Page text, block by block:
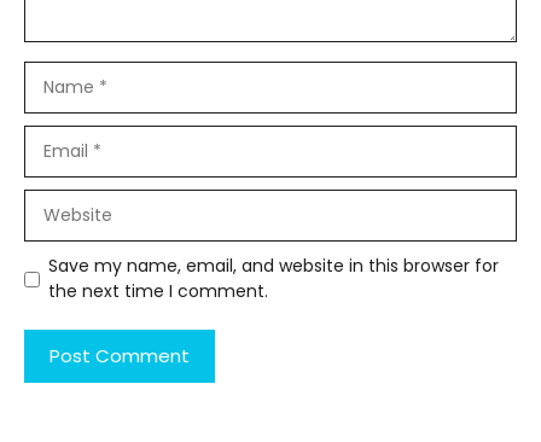
Save my name, email, and website in this browser for
the next time I comment.